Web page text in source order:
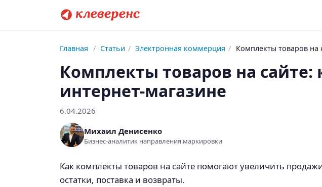
Главная / Статьи / Электронная коммерция / Комплекты товаров на
Комплекты товаров на
интернет-магазине
6.04.2026
Михаил Денисенко
Бизнес-аналитик направления маркировки
Как комплекты товаров на сайте помогают увеличить
остатки, поставка и возвраты.